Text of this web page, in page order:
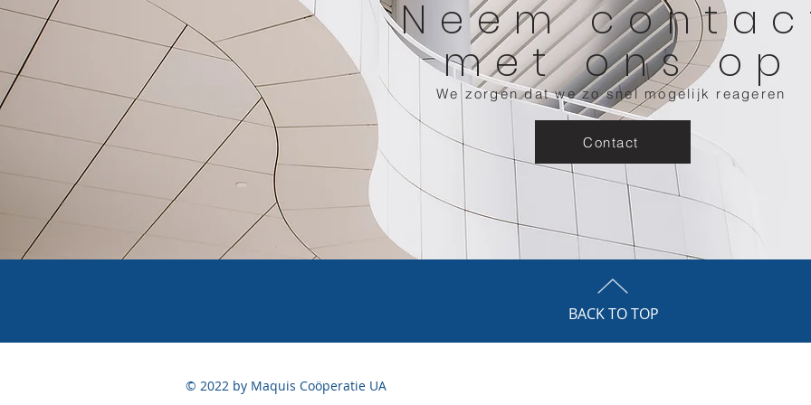
Neem
met ons op
We zorgen dat we zo snel mogelijk reageren
Contact
BACK TO TOP
© 2022 by Maquis Coöperatie UA